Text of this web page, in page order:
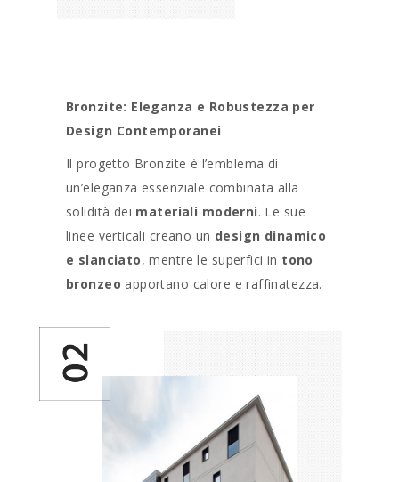
Bronzite: Eleganza e Robustezza per
Design Contemporanei
Il progetto Bronzite è l’emblema di
un’eleganza essenziale combinata alla
solidità dei materiali moderni. Le sue
linee verticali creano un design dinamico
e slanciato, mentre le superfici in tono
bronzeo apportano calore e raffinatezza.